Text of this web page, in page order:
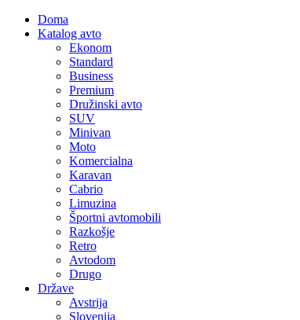
Doma
Katalog avto
Ekonom
Standard
Business
Premium
Družinski avto
SUV
Minivan
Moto
Komercialna
Karavan
Cabrio
Limuzina
Športni avtomobili
Razkošje
Retro
Avtodom
Drugo
Države
Avstrija
Slovenija